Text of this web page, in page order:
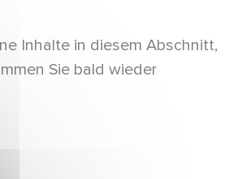
Inhalte in diesem Abschnitt,
Sie bald wieder